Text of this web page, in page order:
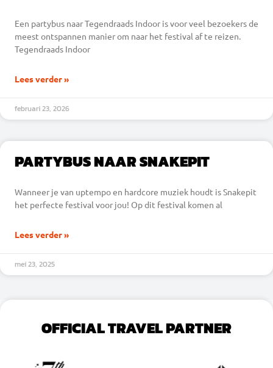
Een partybus naar Tegendraads Indoor is voor veel bezoekers de
meest ontspannen manier om naar het festival af te reizen.
Tegendraads Indoor
Lees verder »
februari 23, 2026
PARTYBUS NAAR SNAKEPIT
Wanneer je van uptempo en hardcore muziek houdt is Snakepit
het perfecte festival voor jou! Op dit festival komen al
Lees verder »
mei 23, 2025
OFFICIAL TRAVEL PARTNER